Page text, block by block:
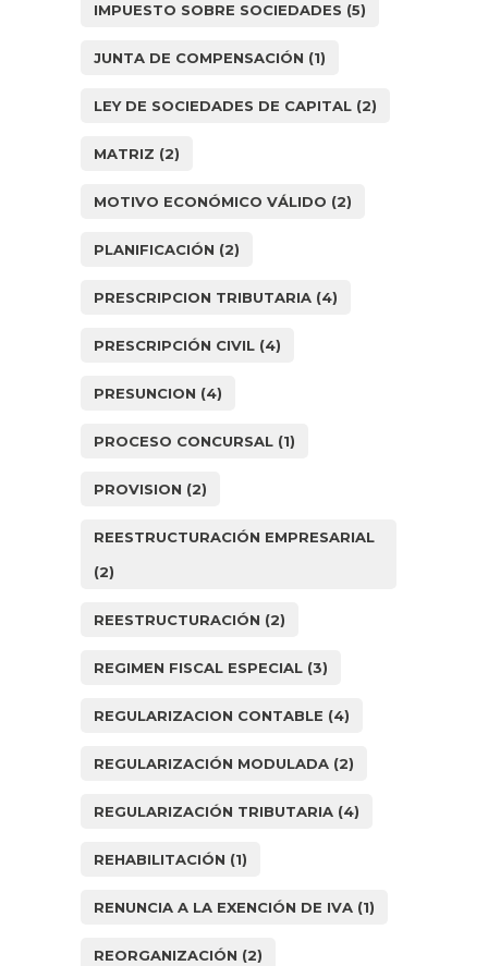
IMPUESTO SOBRE SOCIEDADES (5)
JUNTA DE COMPENSACIÓN (1)
LEY DE SOCIEDADES DE CAPITAL (2)
MATRIZ (2)
MOTIVO ECONÓMICO VÁLIDO (2)
PLANIFICACIÓN (2)
PRESCRIPCION TRIBUTARIA (4)
PRESCRIPCIÓN CIVIL (4)
PRESUNCION (4)
PROCESO CONCURSAL (1)
PROVISION (2)
REESTRUCTURACIÓN EMPRESARIAL
(2)
REESTRUCTURACIÓN (2)
REGIMEN FISCAL ESPECIAL (3)
REGULARIZACION CONTABLE (4)
REGULARIZACIÓN MODULADA (2)
REGULARIZACIÓN TRIBUTARIA (4)
REHABILITACIÓN (1)
RENUNCIA A LA EXENCIÓN DE IVA (1)
REORGANIZACIÓN (2)